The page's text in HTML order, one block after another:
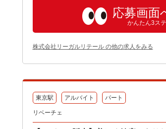
応募画面
かんたん3ス
株式会社リーガルリテール の他の求人をみる
東京駅 アルバイト パート
リベーチェ